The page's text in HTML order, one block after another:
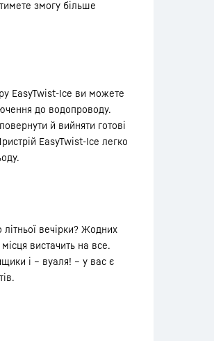
змогу більше
EasyTwist-Ice ви можете
до водопроводу.
й вийняти готові
EasyTwist-Ice легко
вечірки? Жодних
вистачить на все.
і – вуаля! – у вас є